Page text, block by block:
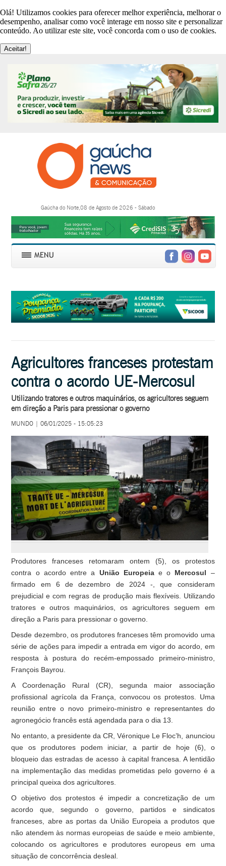
Olá! Utilizamos cookies para oferecer melhor experiência, melhorar o
desempenho, analisar como você interage em nosso site e personalizar
conteúdo. Ao utilizar este site, você concorda com o uso de cookies.
Aceitar!
Gaúcha do Norte,08 de Agosto de 2026 - Sábado
Agricultores franceses protestam
contra o acordo UE-Mercosul
Utilizando tratores e outros maquinários, os agricultores seguem
em direção a Paris para pressionar o governo
MUNDO | 06/01/2025 - 15:05:23
Produtores franceses retomaram ontem (5), os protestos
contra o acordo entre a União Europeiae o Mercosul –
firmado em 6 de dezembro de 2024 -, que consideram
prejudicial e com regras de produção mais flexíveis. Utilizando
tratores e outros maquinários, os agricultores seguem em
direção a Paris para pressionar o governo.
Desde dezembro, os produtores franceses têm promovido uma
série de ações para impedir a entrada em vigor do acordo, em
resposta à postura do recém-empossado primeiro-ministro,
François Bayrou.
A Coordenação Rural (CR), segunda maior associação
profissional agrícola da França, convocou os protestos. Uma
reunião entre o novo primeiro-ministro e representantes do
agronegócio francês está agendada para o dia 13.
No entanto, a presidente da CR, Véronique Le Floc’h, anunciou
que os produtores podem iniciar, a partir de hoje (6), o
bloqueio das estradas de acesso à capital francesa. A lentidão
na implementação das medidas prometidas pelo governo é a
principal queixa dos agricultores.
O objetivo dos protestos é impedir a concretização de um
acordo que, segundo o governo, partidos e sindicatos
franceses, abre as portas da União Europeia a produtos que
não atendem às normas europeias de saúde e meio ambiente,
colocando os agricultores e produtores europeus em uma
situação de concorrência desleal.